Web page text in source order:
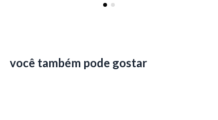
você também pode gostar